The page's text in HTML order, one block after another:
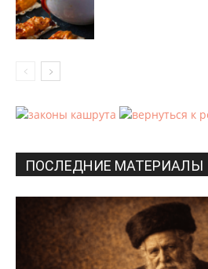
ПОСЛЕДНИЕ МАТЕРИАЛЫ